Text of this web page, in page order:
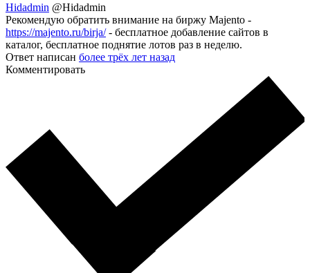
Hidadmin @Hidadmin
Рекомендую обратить внимание на биржу Majento -
https://majento.ru/birja/- бесплатное добавление сайтов в
каталог, бесплатное поднятие лотов раз в неделю.
Ответ написан более трёх лет назад
Комментировать